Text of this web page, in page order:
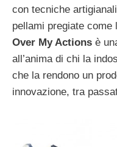
con tecniche
pellami pregiate come
Over My Actions è
all’anima di chi la
che la rendono un
innovazione, tra